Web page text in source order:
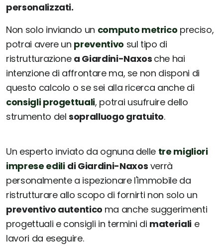
personalizzati.
Non solo inviando un computo metrico preciso,
potrai avere un preventivo sul tipo di
ristrutturazione a Giardini-Naxos che hai
intenzione di affrontare ma, se non disponi di
questo calcolo o se sei alla ricerca anche di
consigli progettuali, potrai usufruire dello
strumento delsopralluogo gratuito.
Un esperto inviato da ognuna delle tre migliori
imprese edili di Giardini-Naxos verrà
personalmente a ispezionare l'immobile da
ristrutturare allo scopo di fornirti non solo un
preventivo autentico ma anche suggerimenti
progettuali e consigli in termini di materialie
lavori da eseguire.